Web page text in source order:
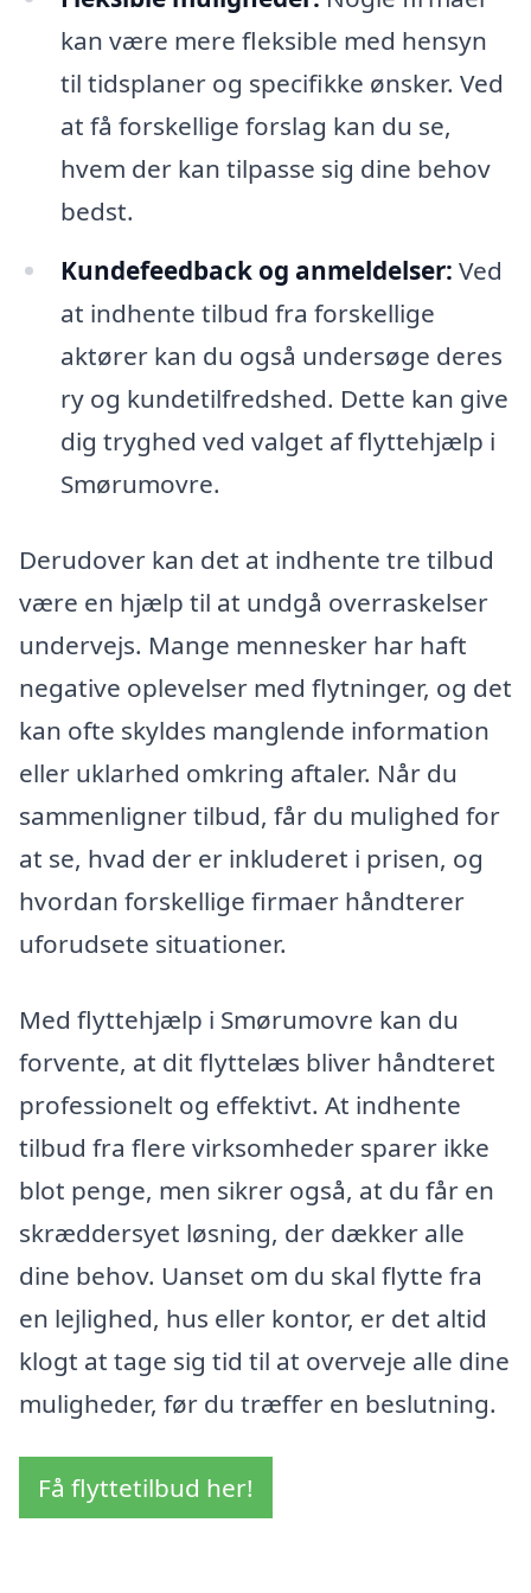
kan være mere fleksible med hensyn
til tidsplaner og specifikke ønsker. Ved
at få forskellige forslag kan du se,
hvem der kan tilpasse sig dine behov
bedst.
Kundefeedback og anmeldelser: Ved
at indhente tilbud fra forskellige
aktører kan du også undersøge deres
ry og kundetilfredshed. Dette kan give
dig tryghed ved valget af flyttehjælp i
Smørumovre.
Derudover kan det at indhente tre tilbud
være en hjælp til at undgå overraskelser
undervejs. Mange mennesker har haft
negative oplevelser med flytninger, og det
kan ofte skyldes manglende information
eller uklarhed omkring aftaler. Når du
sammenligner tilbud, får du mulighed for
at se, hvad der er inkluderet i prisen, og
hvordan forskellige firmaer håndterer
uforudsete situationer.
Med flyttehjælp i Smørumovre kan du
forvente, at dit flyttelæs bliver håndteret
professionelt og effektivt. At indhente
tilbud fra flere virksomheder sparer ikke
blot penge, men sikrer også, at du får en
skræddersyet løsning, der dækker alle
dine behov. Uanset om du skal flytte fra
en lejlighed, hus eller kontor, er det altid
klogt at tage sig tid til at overveje alle dine
muligheder, før du træffer en beslutning.
Få flyttetilbud her!